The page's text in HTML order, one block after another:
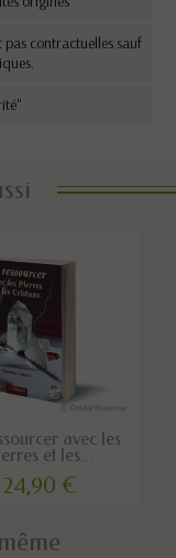
pas contractuelles sauf
avec les
et les...
24,90 €